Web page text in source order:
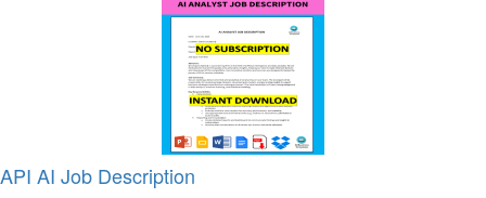
API AI Job Description